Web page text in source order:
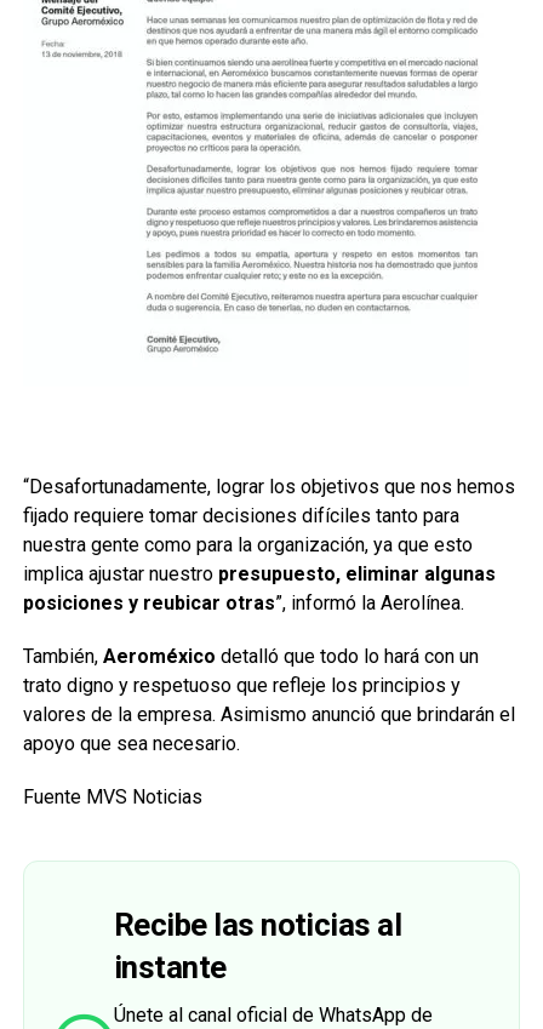
“Desafortunadamente, lograr los objetivos que nos hemos
fijado requiere tomar decisiones difíciles tanto para
nuestra gente como para la organización, ya que esto
implica ajustar nuestro presupuesto, eliminar algunas
posiciones y reubicar otras”, informó la Aerolínea.
También, Aeroméxico detalló que todo lo hará con un
trato digno y respetuoso que refleje los principios y
valores de la empresa. Asimismo anunció que brindarán el
apoyo que sea necesario.
Fuente MVS Noticias
Recibe las noticias al
instante
Únete al canal oficial de WhatsApp de